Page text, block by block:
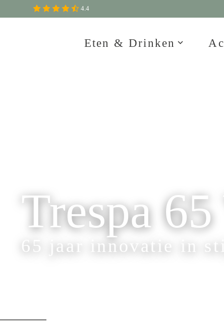
4.4
Eten & Drinken
Trespa
65 jaar innovatie in